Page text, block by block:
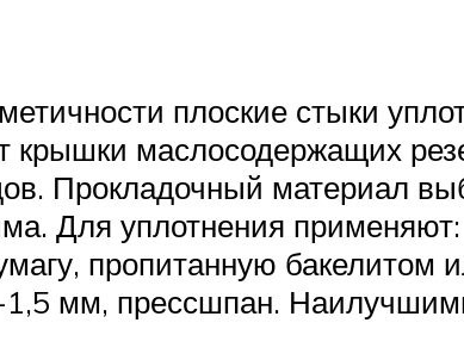
плоские стыки
крышки маслосодержащих
Прокладочный материал
Для уплотнения
пропитанную
мм, прессшпан.